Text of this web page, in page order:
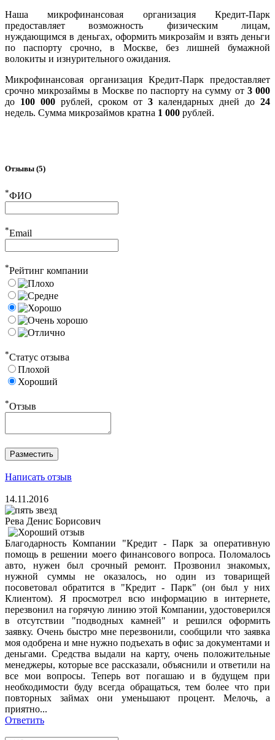
Наша микрофинансовая организация Кредит-Парк
предоставляет возможность физическим лицам,
нуждающимся в деньгах, оформить микрозайм и взять деньги
по паспорту срочно, в Москве, без лишней бумажной
волокиты и изнурительного ожидания.
Микрофинансовая организация Кредит-Парк предоставляет
срочно микрозаймы в Москве по паспорту на сумму от 3 000
до 100 000 рублей, сроком от 3 календарных дней до 24
недель. Сумма микрозаймов кратна 1 000 рублей.
Отзывы (5)
*ФИО
*Email
*Рейтинг компании
*Статус отзыва
Плохой
Хороший
*Отзыв
Написать отзыв
14.11.2016
Рева Денис Борисович
Благодарность Компании "Кредит - Парк за оперативную
помощь в решении моего финансового вопроса. Поломалось
авто, нужен был срочный ремонт. Прозвонил знакомых,
нужной суммы не оказалось, но один из товарищей
посоветовал обратится в "Кредит - Парк" (он был у них
Клиентом). Я просмотрел всю информацию в интернете,
перезвонил на горячую линию этой Компании, удостоверился
в отсутствии "подводных камней" и решился оформить
заявку. Очень быстро мне перезвонили, сообщили что заявка
моя одобрена и мне нужно подъехать в офис за документами и
деньгами. Средства выдали на карту, очень положительные
менеджеры, которые все рассказали, объяснили и ответили на
все мои вопросы. Теперь вот погашаю и в будущем при
необходимости буду всегда обращаться, тем более что при
повторных займах они уменьшают процент. Мелочь, а
приятно...
Ответить